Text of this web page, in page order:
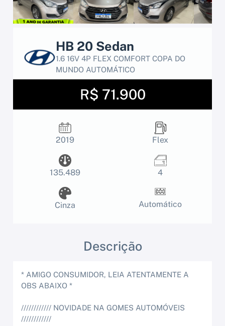
HB 20 Sedan
1.6 16V 4P FLEX COMFORT COPA DO
MUNDO AUTOMÁTICO
R$ 71.900
2019 Flex
135.489 4
Cinza Automático
Descrição
* AMIGO CONSUMIDOR, LEIA ATENTAMENTE A
OBS ABAIXO *
//////////// NOVIDADE NA GOMES AUTOMÓVEIS
////////////